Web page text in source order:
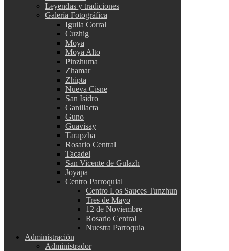
Leyendas y tradiciones
Galería Fotográfica
Iguila Corral
Cuzhig
Moya
Moya Alto
Pinzhuma
Zhamar
Zhipta
Nueva Cisne
San Isidro
Ganillacta
Guno
Guavisay
Tarapzha
Rosario Central
Tacadel
San Vicente de Gulazh
Joyapa
Centro Parroquial
Centro Los Sauces Tunzhun
Tres de Mayo
12 de Noviembre
Rosario Central
Nuestra Parroquia
Administración
Administrador